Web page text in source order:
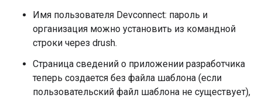
Имя пользователя Devconnect: пароль и
организация можно установить из командной
строки через drush.
Страница сведений о приложении разработчика
теперь создается без файла шаблона (если
пользовательский файл шаблона не существует),